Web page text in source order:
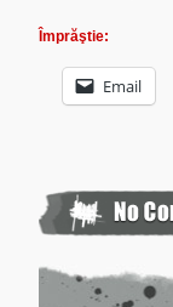
Împrăştie:
Email